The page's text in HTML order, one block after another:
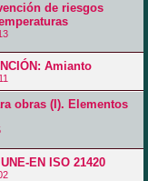
de riesgos
Amianto
obras (I). Elementos
EN ISO 21420